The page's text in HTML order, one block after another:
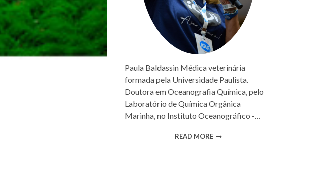
Paula Baldassin Médica veterinária
formada pela Universidade Paulista.
Doutora em Oceanografia Química, pelo
Laboratório de Química Orgânica
Marinha, no Instituto Oceanográfico -…
READ MORE